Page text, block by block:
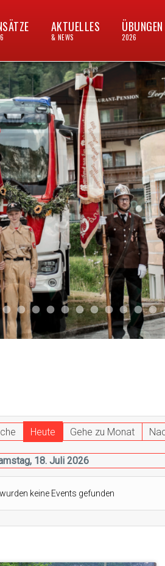
AKTUELLES
& NEWS
ÜBUNGEN
2026
031 032
Aktuell 033
Aktuell 029
Aktuell 027
Aktuell 026
Start 013Aktuell 024
Aktuell 019
Auto 010Start 010
Start
Heute Gehe zu Monat
18. Juli 2026
keine Events gefunden